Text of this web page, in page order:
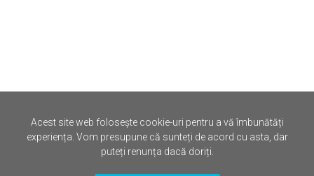
©Iertare.ro.2026
Politica de Confidentialitate
Termene si Conditii
Acest site web folosește cookie-uri pentru a vă îmbunătăți
experiența. Vom presupune că sunteți de acord cu asta, dar
puteți renunța dacă doriți.